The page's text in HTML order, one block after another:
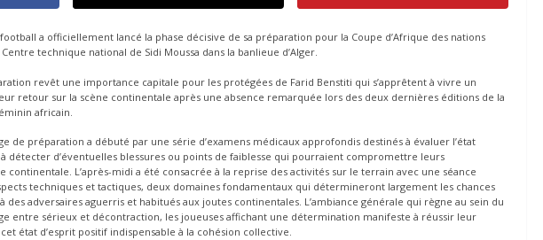
a officiellement lancé la phase décisive de sa préparation pour la Coupe d’Afrique des nations
technique national de Sidi Moussa dans la banlieue d’Alger.
revêt une importance capitale pour les protégées de Farid Benstiti qui s’apprêtent à vivre un
retour sur la scène continentale après une absence remarquée lors des deux dernières éditions de la
africain.
de préparation a débuté par une série d’examens médicaux approfondis destinés à évaluer l’état
détecter d’éventuelles blessures ou points de faiblesse qui pourraient compromettre leurs
continentale. L’après-midi a été consacrée à la reprise des activités sur le terrain avec une séance
techniques et tactiques, deux domaines fondamentaux qui détermineront largement les chances
des adversaires aguerris et habitués aux joutes continentales. L’ambiance générale qui règne au sein du
entre sérieux et décontraction, les joueuses affichant une détermination manifeste à réussir leur
état d’esprit positif indispensable à la cohésion collective.